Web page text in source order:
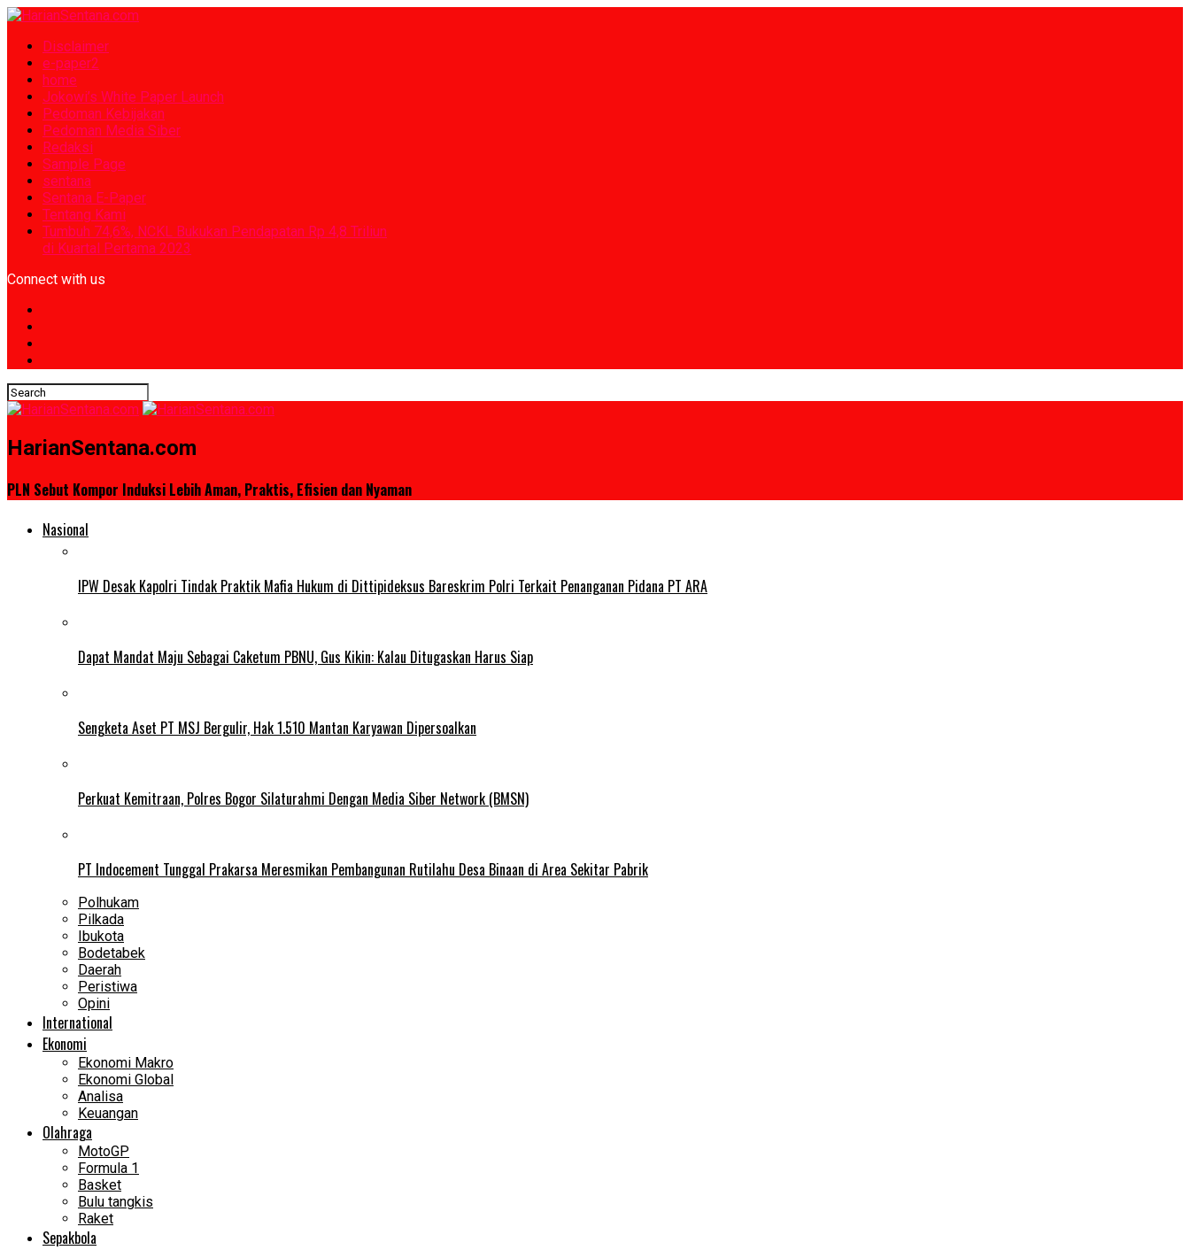
Disclaimer
e-paper2
home
Jokowi’s White Paper Launch
Pedoman Kebijakan
Pedoman Media Siber
Redaksi
Sample Page
sentana
Sentana E-Paper
Tentang Kami
Tumbuh 74,6%, NCKL Bukukan Pendapatan Rp 4,8 Triliun
di Kuartal Pertama 2023
Connect with us
HarianSentana.com
PLN Sebut Kompor Induksi Lebih Aman, Praktis, Efisien dan Nyaman
Nasional
IPW Desak Kapolri Tindak Praktik Mafia Hukum di Dittipideksus Bareskrim Polri Terkait Penanganan Pidana PT ARA
Dapat Mandat Maju Sebagai Caketum PBNU, Gus Kikin: Kalau Ditugaskan Harus Siap
Sengketa Aset PT MSJ Bergulir, Hak 1.510 Mantan Karyawan Dipersoalkan
Perkuat Kemitraan, Polres Bogor Silaturahmi Dengan Media Siber Network (BMSN)
PT Indocement Tunggal Prakarsa Meresmikan Pembangunan Rutilahu Desa Binaan di Area Sekitar Pabrik
Polhukam
Pilkada
Ibukota
Bodetabek
Daerah
Peristiwa
Opini
International
Ekonomi
Ekonomi Makro
Ekonomi Global
Analisa
Keuangan
Olahraga
MotoGP
Formula 1
Basket
Bulu tangkis
Raket
Sepakbola